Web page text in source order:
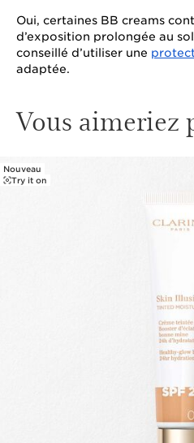
Oui, certaines BB creams
d’exposition prolongée au
conseillé d’utiliser une
adaptée.
Vous aimeriez
ALLER AU CONTENU
Nouveau
Try it on